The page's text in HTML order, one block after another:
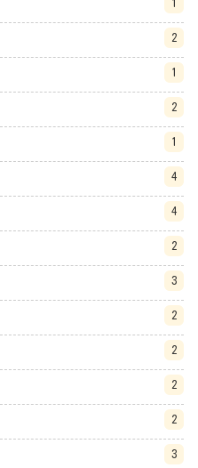
1
2
1
2
1
4
4
2
3
2
2
2
2
3